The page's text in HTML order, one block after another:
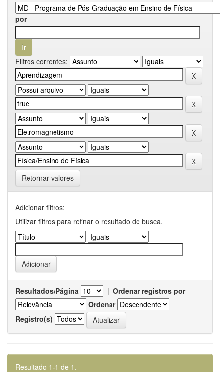
por
Filtros correntes:
Retornar valores
Adicionar filtros:
Utilizar filtros para refinar o resultado de busca.
Resultados/Página | Ordenar registros por
Ordenar
Registro(s)
Resultado 1-1 de 1.